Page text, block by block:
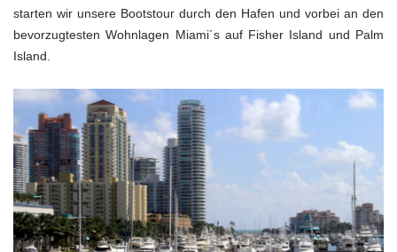
starten wir unsere Bootstour durch den Hafen und vorbei an den
bevorzugtesten Wohnlagen Miami´s auf Fisher Island und Palm
Island.